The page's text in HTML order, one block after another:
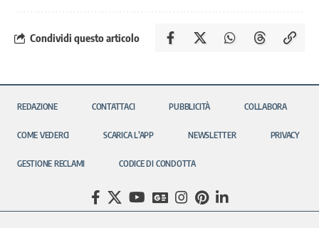
Condividi questo articolo
REDAZIONE CONTATTACI PUBBLICITÀ COLLABORA
COME VEDERCI SCARICA L’APP NEWSLETTER PRIVACY
GESTIONE RECLAMI CODICE DI CONDOTTA